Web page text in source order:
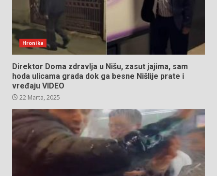
Hronika
Direktor Doma zdravlja u Nišu, zasut jajima, sam
hoda ulicama grada dok ga besne Nišlije prate i
vređaju VIDEO
22 Marta, 2025